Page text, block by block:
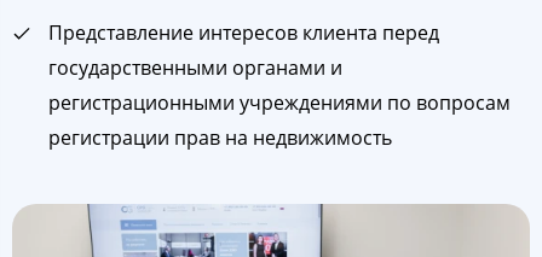
Представление интересов клиента перед
государственными органами и
регистрационными учреждениями по вопросам
регистрации прав на недвижимость